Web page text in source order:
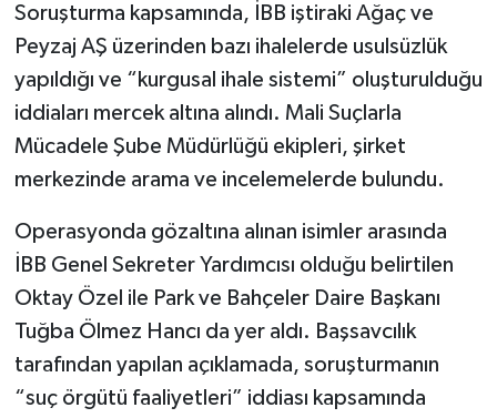
Soruşturma kapsamında, İBB iştiraki Ağaç ve
Peyzaj AŞ üzerinden bazı ihalelerde usulsüzlük
yapıldığı ve “kurgusal ihale sistemi” oluşturulduğu
iddiaları mercek altına alındı. Mali Suçlarla
Mücadele Şube Müdürlüğü ekipleri, şirket
merkezinde arama ve incelemelerde bulundu.
Operasyonda gözaltına alınan isimler arasında
İBB Genel Sekreter Yardımcısı olduğu belirtilen
Oktay Özel ile Park ve Bahçeler Daire Başkanı
Tuğba Ölmez Hancı da yer aldı. Başsavcılık
tarafından yapılan açıklamada, soruşturmanın
“suç örgütü faaliyetleri” iddiası kapsamında